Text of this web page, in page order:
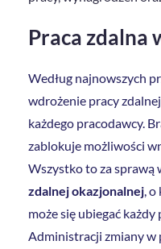
Praca zdalna
Według najnowszych
wdrożenie pracy
każdego pracodawcy.
zablokuje możliwości
Wszystko to za sprawą
zdalnej okazjonalnej,
może się ubiegać
Administracji zmiany w